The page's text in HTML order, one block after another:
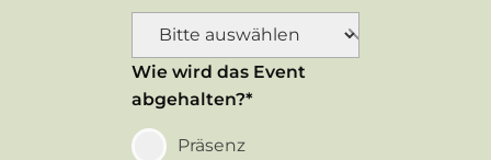
Wie wird das Event
abgehalten?*
Präsenz